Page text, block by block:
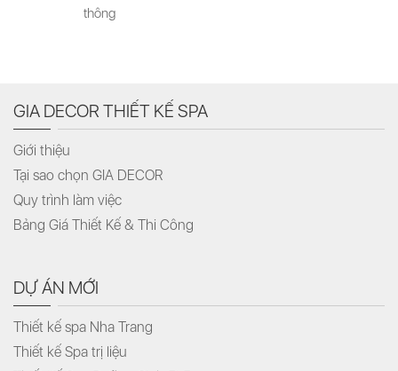
thông
GIA DECOR THIẾT KẾ SPA
Giới thiệu
Tại sao chọn GIA DECOR
Quy trình làm việc
Bảng Giá Thiết Kế & Thi Công
DỰ ÁN MỚI
Thiết kế spa Nha Trang
Thiết kế Spa trị liệu